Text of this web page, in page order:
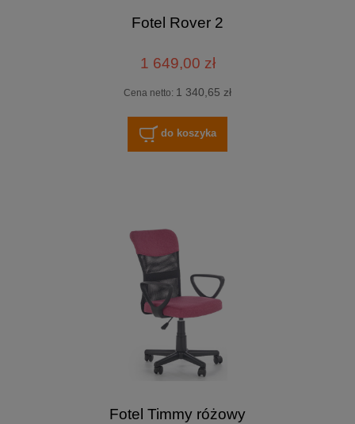
Fotel Rover 2
1 649,00 zł
Cena netto: 1 340,65 zł
do koszyka
Fotel Timmy różowy